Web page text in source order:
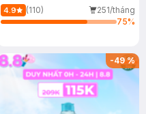
40ml
4.9 (110)
251/tháng
75%
-49%